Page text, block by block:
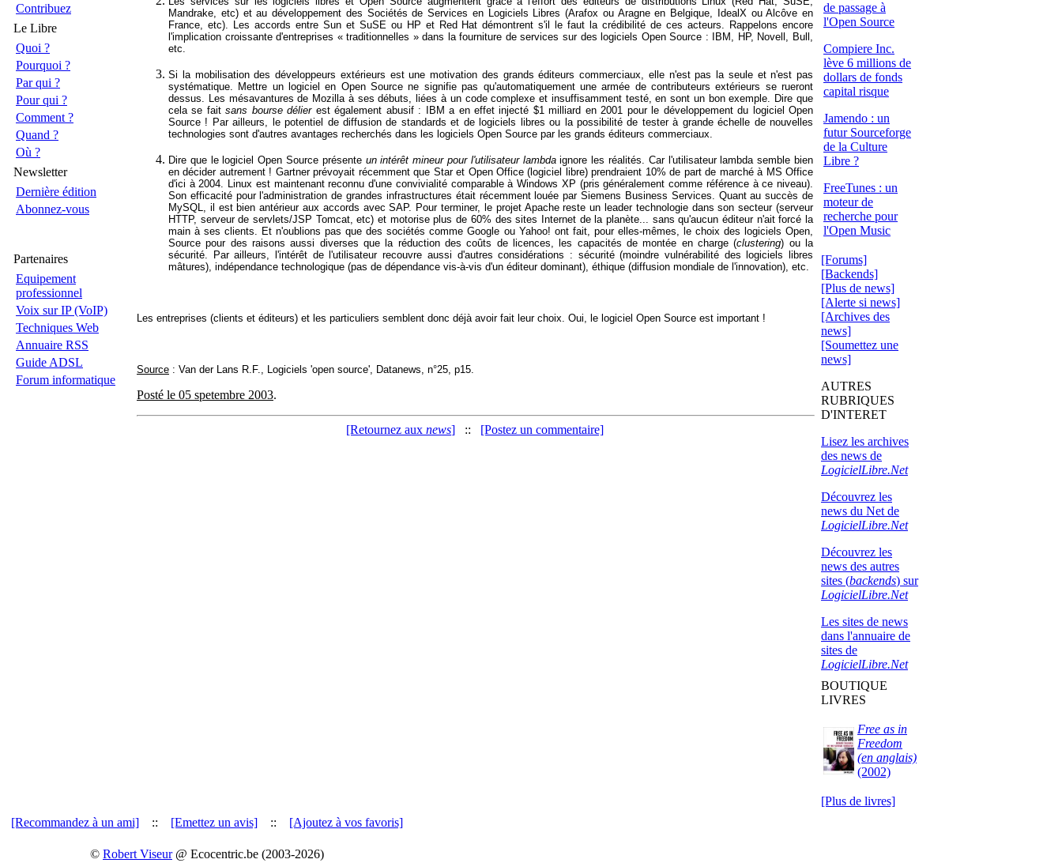
Contribuez
Le Libre
Quoi ?
Pourquoi ?
Par qui ?
Pour qui ?
Comment ?
Quand ?
Où ?
Newsletter
Dernière édition
Abonnez-vous
Partenaires
Equipement
professionnel
Voix sur IP (VoIP)
Techniques Web
Annuaire RSS
Guide ADSL
Forum informatique
Mandrake, etc) et au développement des Sociétés de Services en Logiciels Libres (Arafox ou Aragne en Belgique, IdealX ou Alcôve en
France, etc). Les accords entre Sun et SuSE ou HP et Red Hat démontrent s'il le faut la crédibilité de ces acteurs. Rappelons encore
l'implication croissante d'entreprises « traditionnelles » dans la fourniture de services sur des logiciels Open Source : IBM, HP, Novell, Bull,
etc.
Si la mobilisation des développeurs extérieurs est une motivation des grands éditeurs commerciaux, elle n'est pas la seule et n'est pas
systématique. Mettre un logiciel en Open Source ne signifie pas qu'automatiquement une armée de contributeurs extérieurs se rueront
dessus. Les mésavantures de Mozilla à ses débuts, liées à un code complexe et insuffisamment testé, en sont un bon exemple. Dire que
cela se faitsans bourse délierest également abusif : IBM a en effet injecté $1 milliard en 2001 pour le développement du logiciel Open
Source ! Par ailleurs, le potentiel de diffusion de standards et de logiciels libres ou la possibilité de tester à grande échelle de nouvelles
technologies sont d'autres avantages recherchés dans les logiciels Open Source par les grands éditeurs commerciaux.
Dire que le logiciel Open Source présente un intérêt mineur pour l'utilisateur lambda ignore les réalités. Car l'utilisateur lambda semble bien
en décider autrement ! Gartner prévoyait récemment que Star et Open Office (logiciel libre) prendraient 10% de part de marché à MS Office
d'ici à 2004. Linux est maintenant reconnu d'une convivialité comparable à Windows XP (pris généralement comme référence à ce niveau).
Son efficacité pour l'administration de grandes infrastructures était récemment louée par Siemens Business Services. Quant au succès de
MySQL, il est bien antérieur aux accords avec SAP. Pour terminer, le projet Apache reste un leader technologie dans son secteur (serveur
HTTP, serveur de servlets/JSP Tomcat, etc) et motorise plus de 60% des sites Internet de la planète... sans qu'aucun éditeur n'ait forcé la
main à ses clients. Et n'oublions pas que des sociétés comme Google ou Yahoo! ont fait, pour elles-mêmes, le choix des logiciels Open,
Source pour des raisons aussi diverses que la réduction des coûts de licences, les capacités de montée en charge (clustering) ou la
sécurité. Par ailleurs, l'intérêt de l'utilisateur recouvre aussi d'autres considérations : sécurité (moindre vulnérabilité des logiciels libres
mâtures), indépendance technologique (pas de dépendance vis-à-vis d'un éditeur dominant), éthique (diffusion mondiale de l'innovation), etc.
Les entreprises (clients et éditeurs) et les particuliers semblent donc déjà avoir fait leur choix. Oui, le logiciel Open Source est important !
Source : Van der Lans R.F., Logiciels 'open source', Datanews, n°25, p15.
Posté le 05 spetembre 2003.
[Retournez aux news] :: [Postez un commentaire]
de passage à
l'Open Source
Compiere Inc.
lève 6 millions de
dollars de fonds
capital risque
Jamendo : un
futur Sourceforge
de la Culture
Libre ?
FreeTunes : un
moteur de
recherche pour
l'Open Music
[Forums]
[Backends]
[Plus de news]
[Alerte si news]
[Archives des
news]
[Soumettez une
news]
AUTRES
RUBRIQUES
D'INTERET
Lisez les archives
des news de
LogicielLibre.Net
Découvrez les
news du Net de
LogicielLibre.Net
Découvrez les
news des autres
sites (backends) sur
LogicielLibre.Net
Les sites de news
dans l'annuaire de
sites de
LogicielLibre.Net
BOUTIQUE
LIVRES
Free as in
Freedom
(en anglais)
(2002)
[Plus de livres]
[Recommandez à un ami] :: [Emettez un avis] :: [Ajoutez à vos favoris]
© Robert Viseur@ Ecocentric.be (2003-2026)